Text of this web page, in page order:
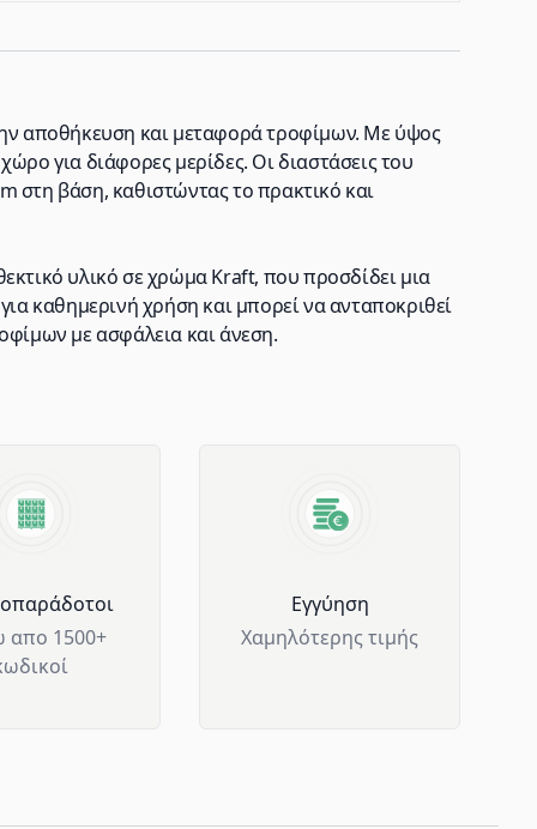
αποθήκευση και μεταφορά τροφίμων. Με ύψος
για διάφορες μερίδες. Οι διαστάσεις του
στη βάση, καθιστώντας το πρακτικό και
υλικό σε χρώμα Kraft, που προσδίδει μια
καθημερινή χρήση και μπορεί να ανταποκριθεί
με ασφάλεια και άνεση.
απο 1500+
Eγγύηση
Χαμηλότερης τιμής